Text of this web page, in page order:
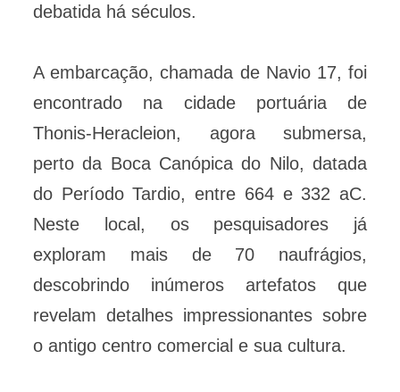
debatida há séculos.
A embarcação, chamada de Navio 17, foi
encontrado na cidade portuária de
Thonis-Heracleion, agora submersa,
perto da Boca Canópica do Nilo, datada
do Período Tardio, entre 664 e 332 aC.
Neste local, os pesquisadores já
exploram mais de 70 naufrágios,
descobrindo inúmeros artefatos que
revelam detalhes impressionantes sobre
o antigo centro comercial e sua cultura.